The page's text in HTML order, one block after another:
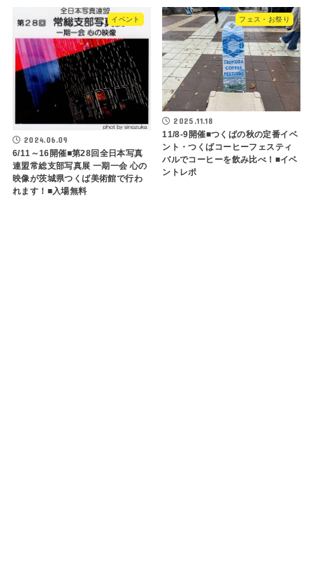
イベント
2024.06.09
6/11～16開催■第28回全日本写真
連盟常総支部写真展 一期一会 心の
映像が茨城県つくば美術館で行わ
れます！■入場無料
フェス・お祭り
2025.11.18
11/8-9開催■つくばの秋の定番イベ
ント・つくばコーヒーフェスティ
バルでコーヒーを飲み比べ！■イベ
ントレポ